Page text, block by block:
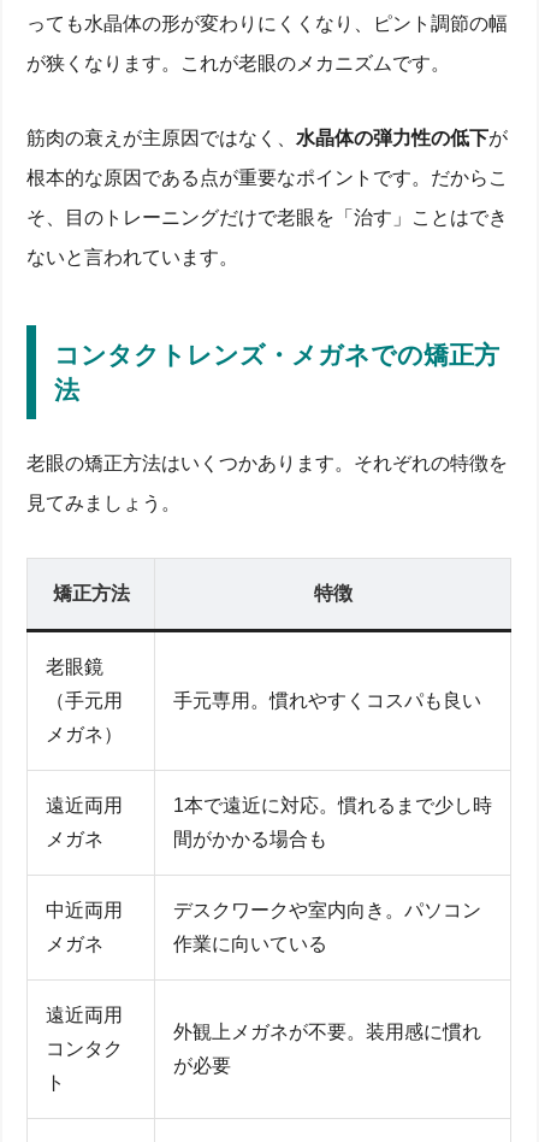
っても水晶体の形が変わりにくくなり、ピント調節の幅
が狭くなります。これが老眼のメカニズムです。
筋肉の衰えが主原因ではなく、 水晶体の弾力性の低下が
根本的な原因である点が重要なポイントです。だからこ
そ、目のトレーニングだけで老眼を「治す」ことはでき
ないと言われています。
コンタクトレンズ・メガネでの矯正方
法
老眼の矯正方法はいくつかあります。それぞれの特徴を
見てみましょう。
矯正方法 特徴
老眼鏡
（手元用
メガネ）
手元専用。慣れやすくコスパも良い
遠近両用
メガネ
1本で遠近に対応。慣れるまで少し時
間がかかる場合も
中近両用
メガネ
デスクワークや室内向き。パソコン
作業に向いている
遠近両用
コンタク
ト
外観上メガネが不要。装用感に慣れ
が必要